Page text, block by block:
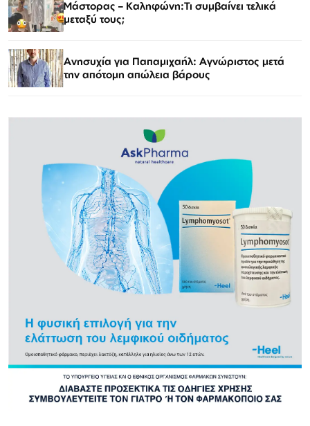
Μάστορας – Καληφώνη:Τι συμβαίνει τελικά
μεταξύ τους;
Ανησυχία για Παπαμιχαήλ: Αγνώριστος μετά
την απότομη απώλεια βάρους